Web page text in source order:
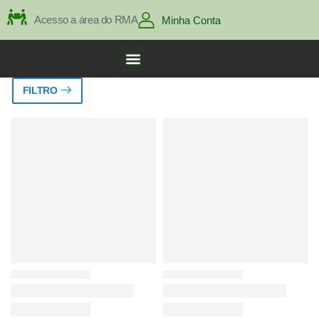
Acesso a área do RMA Minha Conta
FILTRO